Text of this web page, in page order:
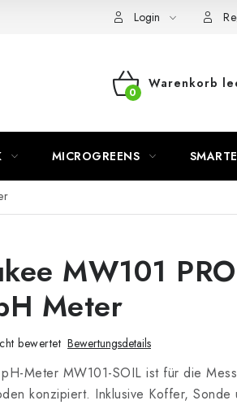
Login
WARENKORB
Warenkorb
MICROGREENS
MW101 PRO
Meter
bewertet Bewertungsdetails
Meter MW101-SOIL ist für die
konzipiert. Inklusive Koffer, Sonde